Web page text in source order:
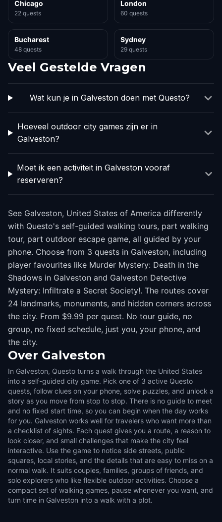
Chicago
22 quests
London
60 quests
Bucharest
48 quests
Sydney
29 quests
Veel Gestelde Vragen
Wat kun je in Galveston doen met Questo?
Hoeveel outdoor city games zijn er in
Galveston?
Moet ik een activiteit in Galveston vooraf
reserveren?
See Galveston, United States of America differently
with Questo's self-guided walking tours, part walking
tour, part outdoor escape game, all guided by your
phone. Choose from 3 quests in Galveston, including
player favourites like Murder Mystery: Death in the
Shadows in Galveston and Galveston Detective
Mystery: Infiltrate a Secret Society!. The routes cover
24 landmarks, monuments, and hidden corners across
the city. From $9.99 per quest. No tour guide, no
group, no fixed schedule, just you, your phone, and
the city.
Over Galveston
In Galveston, Questo turns a walk through the United States
into a self-guided city game. Pick one of 3 active Questo
quests, follow clues on your phone, solve puzzles, and unlock a
story as you move from stop to stop. There is no guide to meet
and no fixed start time, so you can begin when the day works
for you. Galveston works well for travelers who want more than
a checklist of sights. Each quest gives you a route, a reason to
look closer, and small challenges that make the city feel
interactive. Use the game to notice side streets, public
squares, local stories, and the details that are easy to miss on a
normal walk. It suits couples, families, groups of friends, and
solo explorers who like flexible outdoor activities. Choose a
compact set of walking games, pause whenever you want, and
turn time in Galveston into a walk with a plot.